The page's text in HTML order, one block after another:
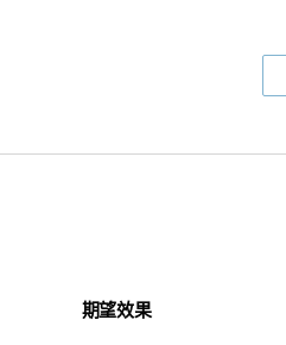
期望效果